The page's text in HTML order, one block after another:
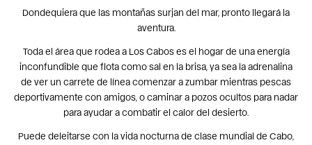
Dondequiera que las montañas surjan del mar, pronto llegará la
aventura.
Toda el área que rodea a Los Cabos es el hogar de una energía
inconfundible que flota como sal en la brisa, ya sea la adrenalina
de ver un carrete de línea comenzar a zumbar mientras pescas
deportivamente con amigos, o caminar a pozos ocultos para nadar
para ayudar a combatir el calor del desierto.
Puede deleitarse con la vida nocturna de clase mundial de Cabo,